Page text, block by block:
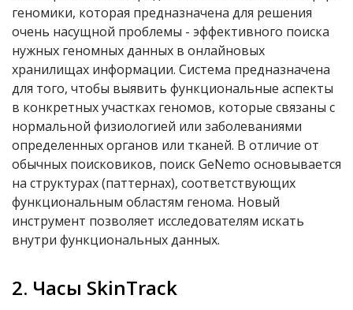
геномики, которая предназначена для решения
очень насущной проблемы - эффективного поиска
нужных геномных данных в онлайновых
хранилищах информации. Система предназначена
для того, чтобы выявить функциональные аспекты
в конкретных участках геномов, которые связаны с
нормальной физиологией или заболеваниями
определенных органов или тканей. В отличие от
обычных поисковиков, поиск GeNemo основывается
на структурах (паттернах), соответствующих
функциональным областям генома. Новый
инструмент позволяет исследователям искать
внутри функциональных данных.
2. Часы SkinTrack